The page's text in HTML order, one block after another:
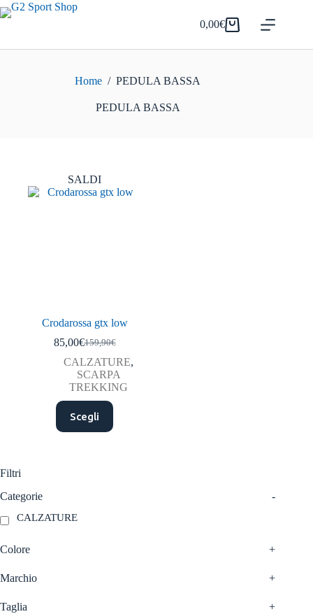
Salta
al
Carrello
0,00€
Home / PEDULA BASSA
PEDULA BASSA
SALDI
Crodarossa gtx low
159,90€
Il
prezzo
originale
era:
159,90€.
85,00€Il
prezzo
attuale
è:
85,00€.
CALZATURE,
SCARPA
TREKKING
Scegli
Questo
prodotto
ha
Filtri
Categorie
-
CALZATURE
Colore +
Marchio +
Taglia +